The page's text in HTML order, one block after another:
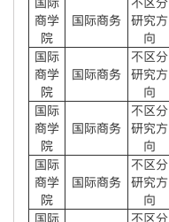
商学
院
国际商务 研究方
向
国际
商学
院
国际商务
不区分
研究方
向
国际
商学
院
国际商务
不区分
研究方
向
国际
商学
院
国际商务
不区分
研究方
向